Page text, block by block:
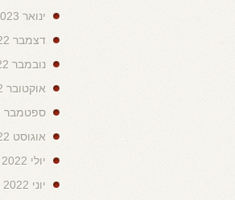
ינואר 2023
דצמבר 2022
נובמבר 2022
אוקטובר 2022
ספטמבר 2022
אוגוסט 2022
יולי 2022
יוני 2022